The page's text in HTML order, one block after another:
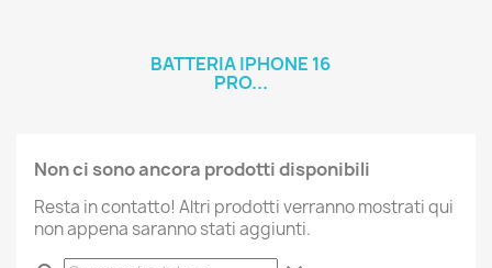
BATTERIA IPHONE 16
PRO...
Non ci sono ancora prodotti disponibili
Resta in contatto! Altri prodotti verranno mostrati qui
non appena saranno stati aggiunti.